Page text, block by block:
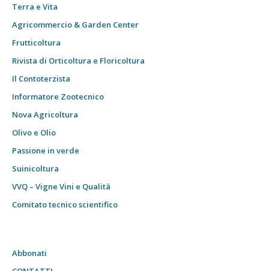
Terra e Vita
Agricommercio & Garden Center
Frutticoltura
Rivista di Orticoltura e Floricoltura
Il Contoterzista
Informatore Zootecnico
Nova Agricoltura
Olivo e Olio
Passione in verde
Suinicoltura
VVQ – Vigne Vini e Qualità
Comitato tecnico scientifico
Abbonati